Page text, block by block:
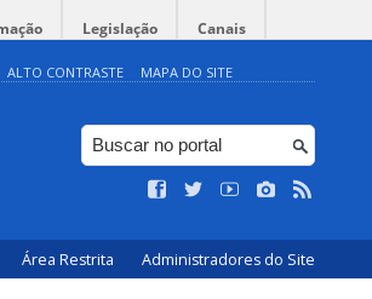
Legislação Canais
ALTO CONTRASTE MAPA DO SITE
Área Restrita Administradores do Site